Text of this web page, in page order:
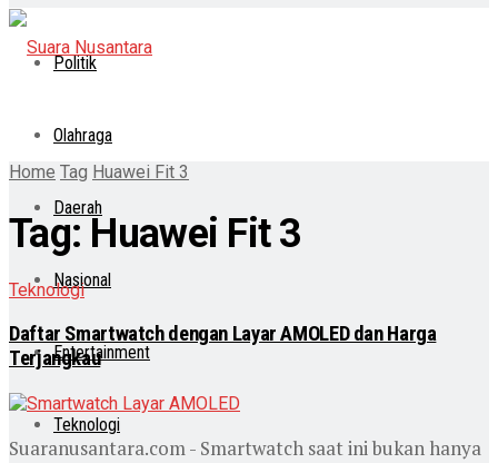
Politik
Olahraga
Daerah
Nasional
Entertainment
Teknologi
Home Tag Huawei Fit 3
Tag: Huawei Fit 3
Teknologi
Daftar Smartwatch dengan Layar AMOLED dan Harga
Terjangkau
Suaranusantara.com - Smartwatch saat ini bukan hanya